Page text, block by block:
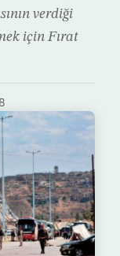
verdiği
için Fırat